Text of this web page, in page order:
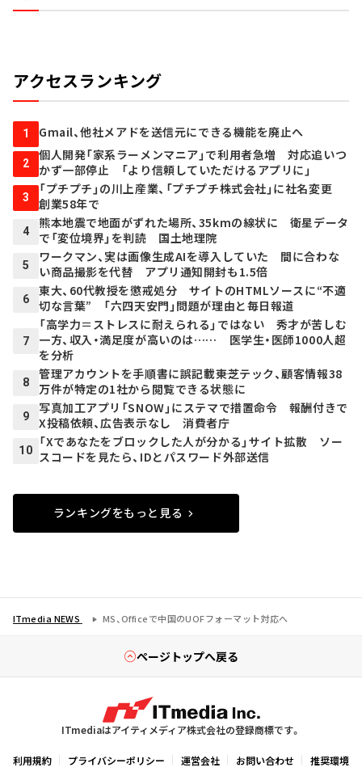
アクセスランキング
1 Gmail、他社メアドを送信元にできる機能を廃止へ
2
個人開発「家系ラーメンマニア」で利用者急増 対応追いつ
かず一部停止 「より信頼していただけるアプリに」
3
「プチプチ」の川上産業、「プチプチ株式会社」に社名変更
創業58年で
4
熊本地震で地面がずれた場所、35kmの線状に 衛星データ
で「変位境界」を判読 国土地理院
5
ワークマン、実は画像生成AIを導入していた 間に合わな
い商品撮影を代替 アプリ通知開封も1.5倍
6
東大、60代教授を懲戒処分 サイトのHTMLソースに“不適
切な言葉” 「六四天安門」問題が理由と毎日報道
7
「高学力＝ストレスに耐えられる」ではない 秀才が苦しむ
一方、収入・満足度が高いのは…… 医学生・医師1000人超
を分析
8
管理アカウントを手順書に誤記載――東芝テック、顧客情報38
万件が特定の1社から閲覧できる状態に
9
写真加工アプリ「SNOW」にステマで措置命令 報酬付きで
X投稿依頼、広告表示なし 消費者庁
10
「Xであなたをブロックした人が分かる」サイト拡散 ソー
スコードを見たら、IDとパスワード外部送信
ランキングをもっと見る
ITmedia NEWS MS、Officeで中国のUOFフォーマット対応へ
ページトップへ戻る
ITmediaはアイティメディア株式会社の登録商標です。
利用規約 プライバシーポリシー 運営会社 お問い合わせ 推奨環境